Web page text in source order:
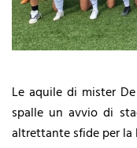
Le aquile di mister
spalle un avvio di
altrettante sfide per la